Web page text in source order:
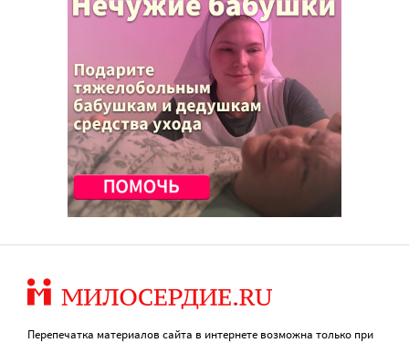
Перепечатка материалов сайта в интернете возможна только при